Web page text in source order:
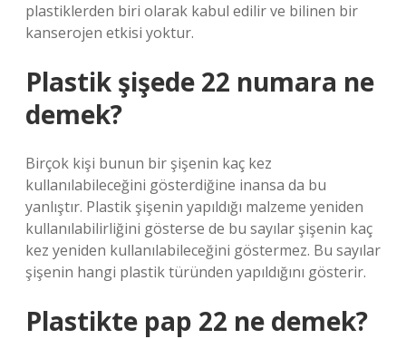
plastiklerden biri olarak kabul edilir ve bilinen bir
kanserojen etkisi yoktur.
Plastik şişede 22 numara ne
demek?
Birçok kişi bunun bir şişenin kaç kez
kullanılabileceğini gösterdiğine inansa da bu
yanlıştır. Plastik şişenin yapıldığı malzeme yeniden
kullanılabilirliğini gösterse de bu sayılar şişenin kaç
kez yeniden kullanılabileceğini göstermez. Bu sayılar
şişenin hangi plastik türünden yapıldığını gösterir.
Plastikte pap 22 ne demek?